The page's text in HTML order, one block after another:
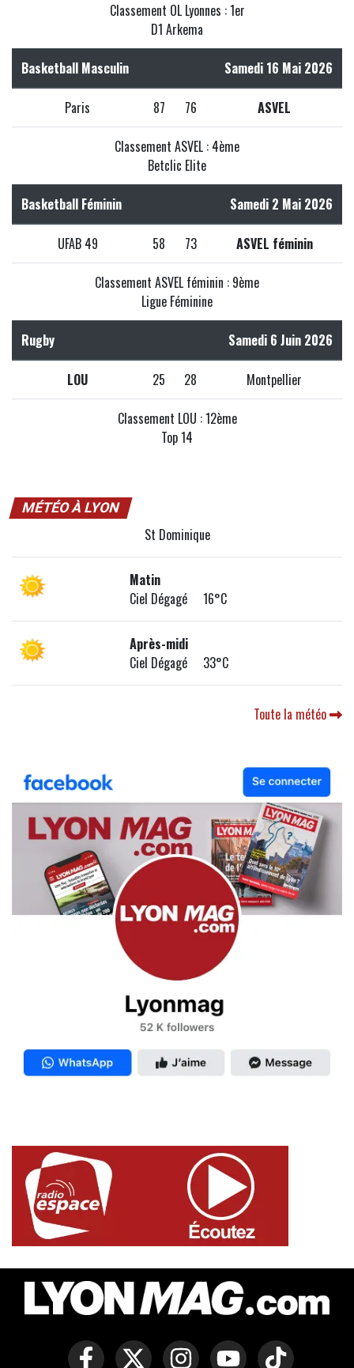
Classement OL Lyonnes : 1er
D1 Arkema
Basketball Masculin Samedi 16 Mai 2026
Paris 87 76 ASVEL
Classement ASVEL : 4ème
Betclic Elite
Basketball Féminin Samedi 2 Mai 2026
UFAB 49 58 73 ASVEL féminin
Classement ASVEL féminin : 9ème
Ligue Féminine
Rugby Samedi 6 Juin 2026
LOU 25 28 Montpellier
Classement LOU : 12ème
Top 14
MÉTÉO À LYON
St Dominique
Matin
Ciel Dégagé 16°C
Après-midi
Ciel Dégagé 33°C
Toute la météo